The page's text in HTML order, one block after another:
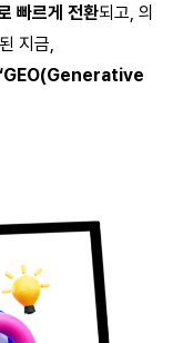
빠르게 전환되고, 의
지금,
‘GEO(Generative